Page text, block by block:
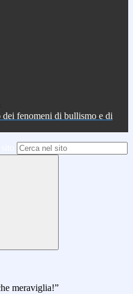
dei fenomeni di bullismo e di
meraviglia!”